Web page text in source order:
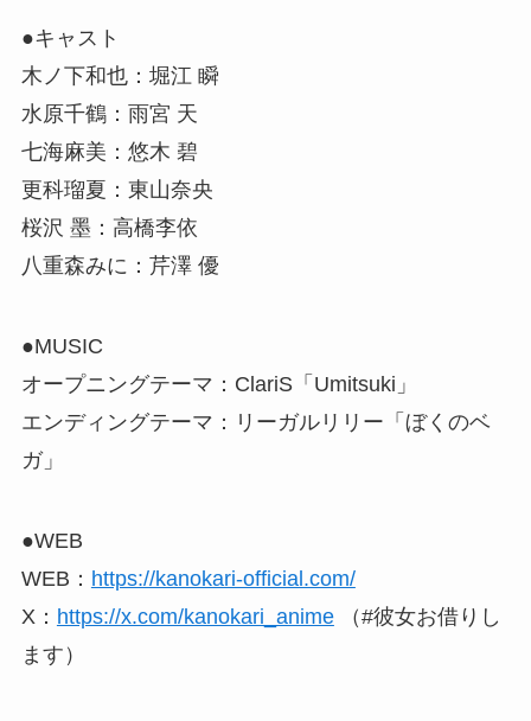
●キャスト
木ノ下和也：堀江 瞬
水原千鶴：雨宮 天
七海麻美：悠木 碧
更科瑠夏：東山奈央
桜沢 墨：高橋李依
八重森みに：芹澤 優
●MUSIC
オープニングテーマ：ClariS「Umitsuki」
エンディングテーマ：リーガルリリー「ぼくのベ
ガ」
●WEB
WEB： https://kanokari-official.com/
X： https://x.com/kanokari_anime（#彼女お借りし
ます）